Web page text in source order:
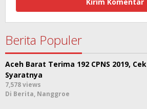
Berita Populer
Aceh Barat Terima 192 CPNS 2019, Cek
Syaratnya
7,578 views
Di Berita, Nanggroe